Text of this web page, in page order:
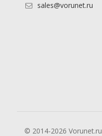
sales@vorunet.ru
© 2014-2026 Vorunet.ru